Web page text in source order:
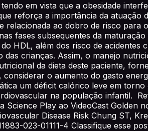
em vista que a obesidade
reforça a importância da atuação
relacionada ao dobro de risco
fases subsequentes da
HDL, além dos risco de
das crianças. Assim, o manejo
da dieta deste paciente,
o aumento do gasto
um déficit calórico leve em
na população infantil.
Science Play ao VideoCast
Disease Risk Chung ST,
023-01111-4 Classifique esse